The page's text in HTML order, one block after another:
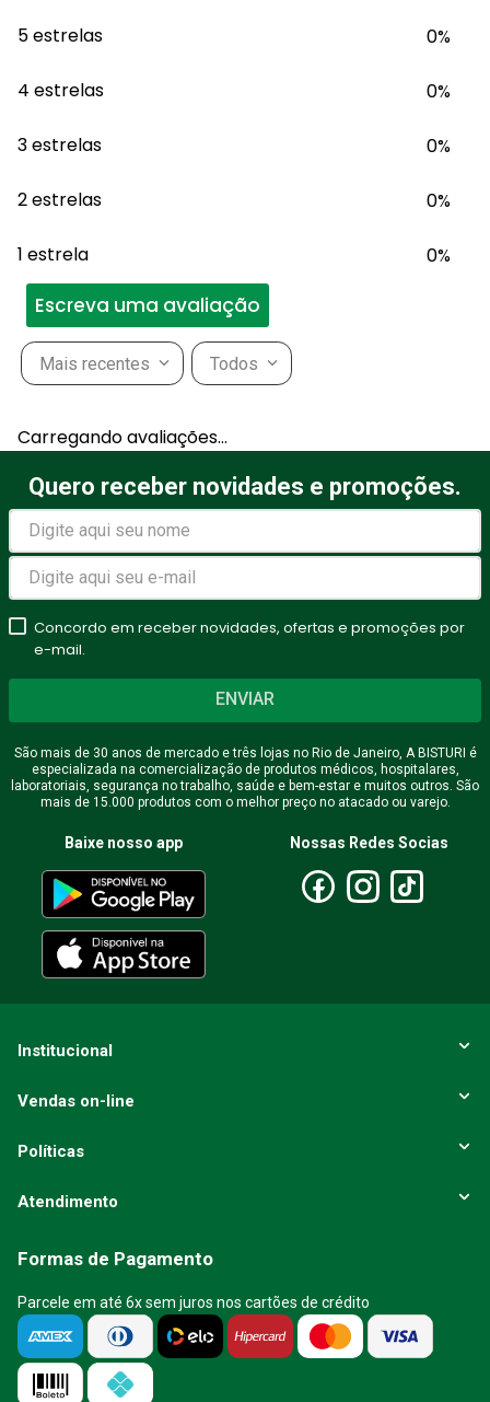
5 estrelas
0%
4 estrelas 0%
3 estrelas 0%
2 estrelas 0%
1 estrela 0%
Escreva uma avaliação
Avalie o produto de 1 a 5
estrelas
★★★★★
Seu nome
Endereço de email
Escreva uma avaliação
ENVIAR AVALIAÇÃO
Mais recentes Todos
Carregando avaliações…
Quero receber novidades e promoções.
Concordo em receber novidades, ofertas e promoções por
e-mail.
ENVIAR
São mais de 30 anos de mercado e três lojas no Rio de Janeiro, A BISTURI é
especializada na comercialização de produtos médicos, hospitalares,
laboratoriais, segurança no trabalho, saúde e bem-estar e muitos outros. São
mais de 15.000 produtos com o melhor preço no atacado ou varejo.
Baixe nosso app Nossas Redes Socias
Institucional
Vendas on-line
Políticas
Atendimento
Formas de Pagamento
Parcele em até 6x sem juros nos cartões de crédito